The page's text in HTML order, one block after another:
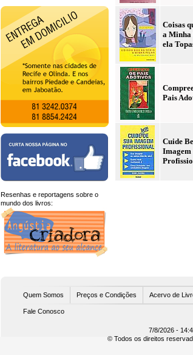
Resenhas e reportagens sobre o
mundo dos livros:
Coisas
a Minha
ela
Pais
Cuide
Imagem
Quem Somos Preços e Condições Acervo de
Fale Conosco
7/8/2026 -
© Todos os direitos